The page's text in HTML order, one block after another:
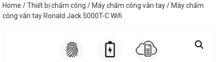
Home /Thiết bị chấm công /Máy chấm công vân tay/ Máy chấm
công vân tay Ronald Jack 5000T-C Wifi